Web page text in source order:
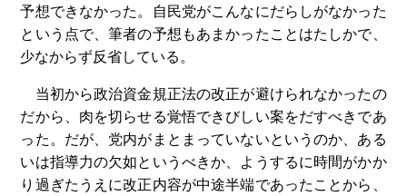
予想できなかった。自民党がこんなにだらしがなかった
という点で、筆者の予想もあまかったことはたしかで、
少なからず反省している。
当初から政治資金規正法の改正が避けられなかったの
だから、肉を切らせる覚悟できびしい案をだすべきであ
った。だが、党内がまとまっていないというのか、ある
いは指導力の欠如というべきか、ようするに時間がかか
り過ぎたうえに改正内容が中途半端であったことから、